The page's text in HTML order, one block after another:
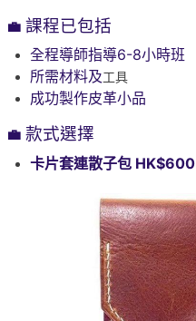
💼課程已包括
全程導師指導6-8小時班
所需材料及工具
成功製作皮革小品
💼款式選擇
卡片套連散子包 HK$600